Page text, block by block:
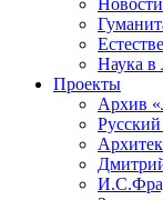
Наука в
Проекты
Архив